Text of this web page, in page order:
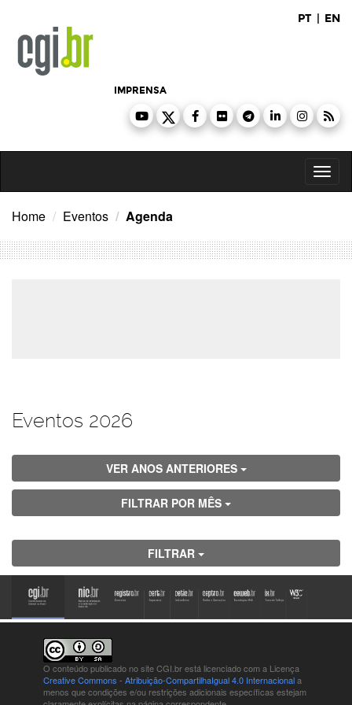
conteúdo
PT | EN
IMPRENSA
Home Eventos Agenda
Eventos 2026
VER ANOS ANTERIORES
FILTRAR POR MÊS
FILTRAR
O conteúdo publicado no site CGI.br está licenciado com a Licença
Creative Commons - Atribuição-CompartilhaIgual 4.0 Internacionala
menos que condições e/ou restrições adicionais específicas estejam